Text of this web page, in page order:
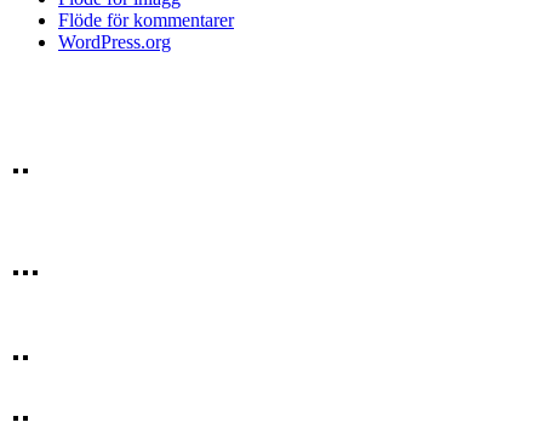
Flöde för kommentarer
WordPress.org